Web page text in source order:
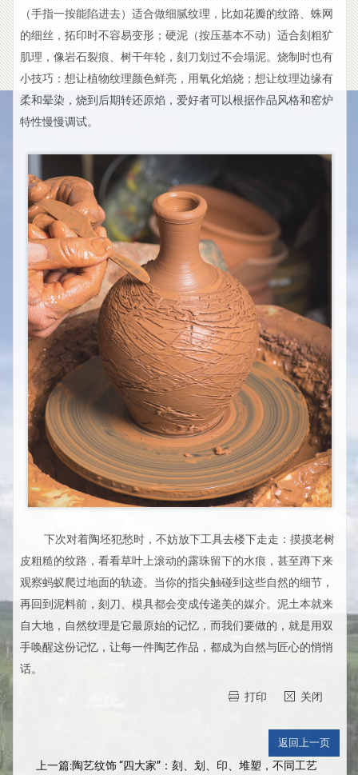
（手指一按能陷进去）适合做细腻纹理，比如花瓣的纹路、蛛网
的细丝，拓印时不容易变形；硬泥（按压基本不动）适合刻粗犷
肌理，像岩石裂痕、树干年轮，刻刀划过不会塌泥。烧制时也有
小技巧：想让植物纹理颜色鲜亮，用氧化焰烧；想让纹理边缘有
柔和晕染，烧到后期转还原焰，爱好者可以根据作品风格和窑炉
特性慢慢调试。
下次对着陶坯犯愁时，不妨放下工具去楼下走走：摸摸老树
皮粗糙的纹路，看看草叶上滚动的露珠留下的水痕，甚至蹲下来
观察蚂蚁爬过地面的轨迹。当你的指尖触碰到这些自然的细节，
再回到泥料前，刻刀、模具都会变成传递美的媒介。泥土本就来
自大地，自然纹理是它最原始的记忆，而我们要做的，就是用双
手唤醒这份记忆，让每一件陶艺作品，都成为自然与匠心的悄悄
话。
打印 关闭
上一篇:陶艺纹饰 “四大家”：刻、划、印、堆塑，不同工艺